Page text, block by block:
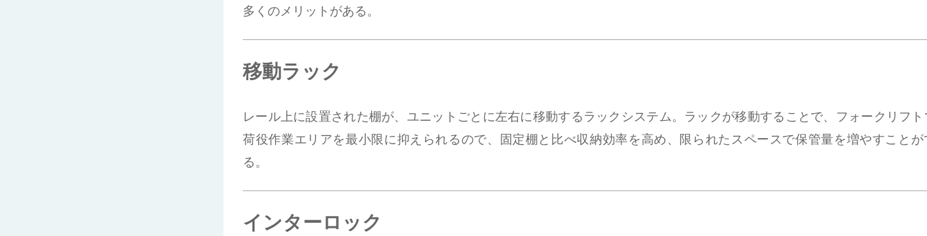
多くのメリットがある。
移動ラック
レール上に設置された棚が、ユニットごとに左右に移動するラックシステム。ラックが移動することで、フォークリフ
荷役作業エリアを最小限に抑えられるので、固定棚と比べ収納効率を高め、限られたスペースで保管量を増やすことが
る。
インターロック